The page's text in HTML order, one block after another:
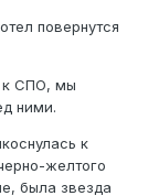
повернутся
к СПО, мы
ними.
к
желтого
была звезда